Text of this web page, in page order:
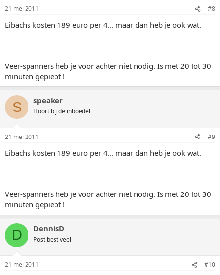
21 mei 2011 #8
Eibachs kosten 189 euro per 4... maar dan heb je ook wat.
Veer-spanners heb je voor achter niet nodig. Is met 20 tot 30
minuten gepiept !
S speaker
Hoort bij de inboedel
21 mei 2011 #9
Eibachs kosten 189 euro per 4... maar dan heb je ook wat.
Veer-spanners heb je voor achter niet nodig. Is met 20 tot 30
minuten gepiept !
D DennisD
Post best veel
21 mei 2011 #10